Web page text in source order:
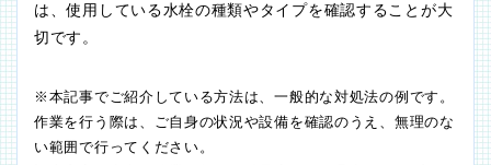
は、使用している水栓の種類やタイプを確認することが大
切です。
※本記事でご紹介している方法は、一般的な対処法の例です。
作業を行う際は、ご自身の状況や設備を確認のうえ、無理のな
い範囲で行ってください。